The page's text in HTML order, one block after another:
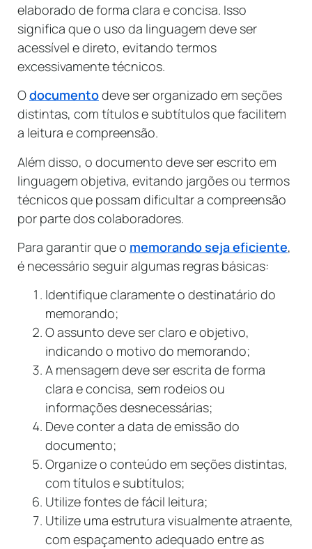
elaborado de forma clara e concisa. Isso
significa que o uso da linguagem deve ser
acessível e direto, evitando termos
excessivamente técnicos.
Odocumentodeve ser organizado em seções
distintas, com títulos e subtítulos que facilitem
a leitura e compreensão.
Além disso, o documento deve ser escrito em
linguagem objetiva, evitando jargões ou termos
técnicos que possam dificultar a compreensão
por parte dos colaboradores.
Para garantir que o memorando seja eficiente,
é necessário seguir algumas regras básicas:
Identifique claramente o destinatário do
memorando;
O assunto deve ser claro e objetivo,
indicando o motivo do memorando;
A mensagem deve ser escrita de forma
clara e concisa, sem rodeios ou
informações desnecessárias;
Deve conter a data de emissão do
documento;
Organize o conteúdo em seções distintas,
com títulos e subtítulos;
Utilize fontes de fácil leitura;
Utilize uma estrutura visualmente atraente,
com espaçamento adequado entre as